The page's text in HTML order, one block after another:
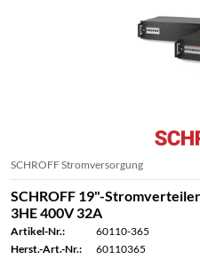
SCHROFF Stromversorgung
SCHROFF 19"-
3HE 400V 32A
Artikel-Nr.:
60110-365
Herst.-Art.-Nr.:
60110365